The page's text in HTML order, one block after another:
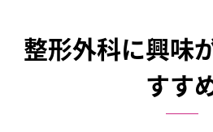
整形外科に興味
すす